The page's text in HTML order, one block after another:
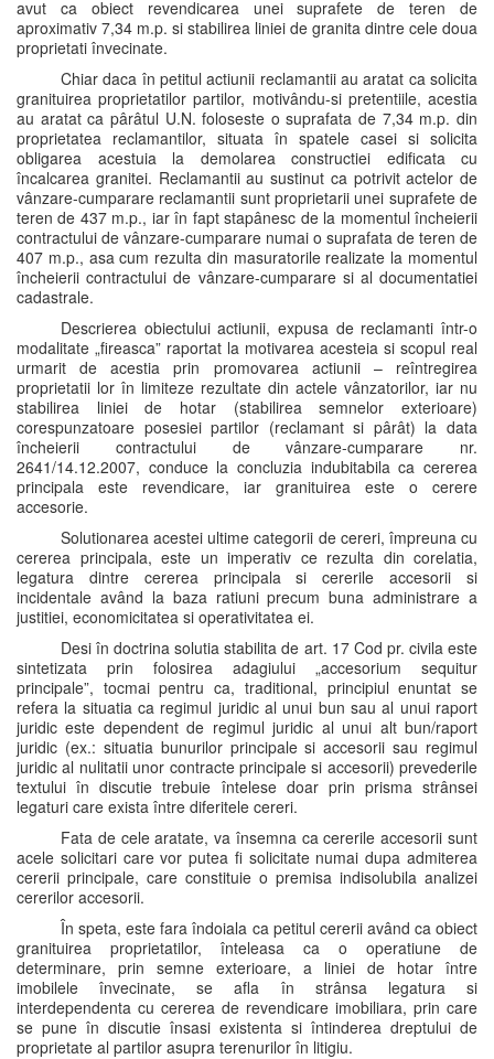
avut ca obiect revendicarea unei suprafete de teren de
aproximativ 7,34 m.p. si stabilirea liniei de granita dintre cele doua
proprietati învecinate.
Chiar daca în petitul actiunii reclamantii au aratat ca solicita
granituirea proprietatilor partilor, motivându-si pretentiile, acestia
au aratat ca pârâtul U.N. foloseste o suprafata de 7,34 m.p. din
proprietatea reclamantilor, situata în spatele casei si solicita
obligarea acestuia la demolarea constructiei edificata cu
încalcarea granitei. Reclamantii au sustinut ca potrivit actelor de
vânzare-cumparare reclamantii sunt proprietarii unei suprafete de
teren de 437 m.p., iar în fapt stapânesc de la momentul încheierii
contractului de vânzare-cumparare numai o suprafata de teren de
407 m.p., asa cum rezulta din masuratorile realizate la momentul
încheierii contractului de vânzare-cumparare si al documentatiei
cadastrale.
Descrierea obiectului actiunii, expusa de reclamanti într-o
modalitate „fireasca” raportat la motivarea acesteia si scopul real
urmarit de acestia prin promovarea actiunii – reîntregirea
proprietatii lor în limiteze rezultate din actele vânzatorilor, iar nu
stabilirea liniei de hotar (stabilirea semnelor exterioare)
corespunzatoare posesiei partilor (reclamant si pârât) la data
încheierii contractului de vânzare-cumparare nr.
2641/14.12.2007, conduce la concluzia indubitabila ca cererea
principala este revendicare, iar granituirea este o cerere
accesorie.
Solutionarea acestei ultime categorii de cereri, împreuna cu
cererea principala, este un imperativ ce rezulta din corelatia,
legatura dintre cererea principala si cererile accesorii si
incidentale având la baza ratiuni precum buna administrare a
justitiei, economicitatea si operativitatea ei.
Desi în doctrina solutia stabilita de art. 17 Cod pr. civila este
sintetizata prin folosirea adagiului „accesorium sequitur
principale”, tocmai pentru ca, traditional, principiul enuntat se
refera la situatia ca regimul juridic al unui bun sau al unui raport
juridic este dependent de regimul juridic al unui alt bun/raport
juridic (ex.: situatia bunurilor principale si accesorii sau regimul
juridic al nulitatii unor contracte principale si accesorii) prevederile
textului în discutie trebuie întelese doar prin prisma strânsei
legaturi care exista între diferitele cereri.
Fata de cele aratate, va însemna ca cererile accesorii sunt
acele solicitari care vor putea fi solicitate numai dupa admiterea
cererii principale, care constituie o premisa indisolubila analizei
cererilor accesorii.
În speta, este fara îndoiala ca petitul cererii având ca obiect
granituirea proprietatilor, înteleasa ca o operatiune de
determinare, prin semne exterioare, a liniei de hotar între
imobilele învecinate, se afla în strânsa legatura si
interdependenta cu cererea de revendicare imobiliara, prin care
se pune în discutie însasi existenta si întinderea dreptului de
proprietate al partilor asupra terenurilor în litigiu.